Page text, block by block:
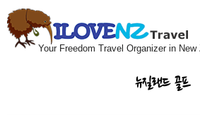
Your Freedom Travel Organizer in New
뉴질랜드 골프